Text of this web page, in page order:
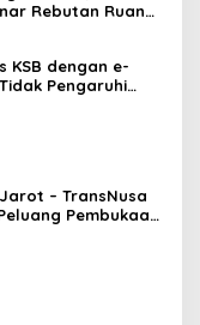
Rebutan Ruang
KSB dengan e-
Pengaruhi
– TransNusa
Pembukaan